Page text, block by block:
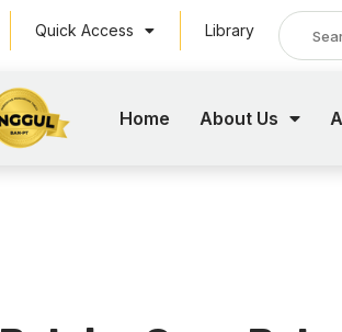
Quick Access Library
Home About Us